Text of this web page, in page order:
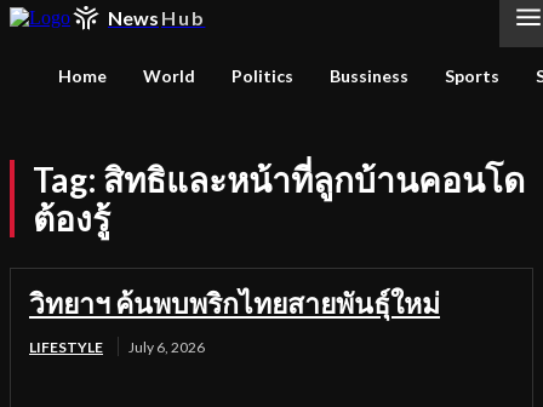
News Hub
Home World Politics Bussiness Sports
Tag: สิทธิและหน้าที่ลูกบ้านคอนโด
ต้องรู้
วิทยาฯ ค้นพบพริกไทยสายพันธุ์ใหม่
LIFESTYLE July 6, 2026